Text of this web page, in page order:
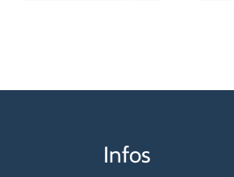
Infos